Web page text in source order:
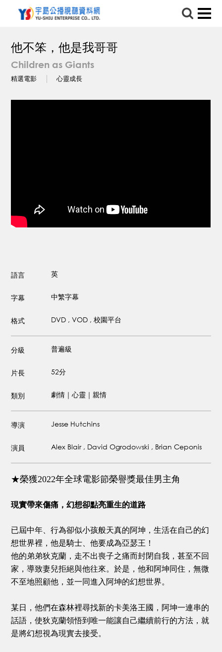
他不笨，他是我哥哥
Children as Giants
精選電影 心靈成長
語言 英
字幕 中繁字幕
格式 DVD , VOD , 校園平台
分級 普遍級
片長 52分
類別 劇情｜心靈｜親情
導演 Jesse Hutchins
演員 Alex Blair , David Ogrodowski , Brian Ceponis
★榮獲2022年全球電影節榮譽獎最佳男主角
現實帶來傷痛，幻想卻點亮重生的道路
已屆中年、行為卻似小孩般天真的阿坤，生活在自己的幻
想世界裡，他是騎士、他要成為亞瑟王！
他的弟弟狄克蘭，走不出喪子之痛而封閉自我，甚至不回
家，導致妻兒拒絕與他往來。於是，他和阿坤同住，無微
不至地照顧他，並一同進入阿坤的幻想世界。
某日，他們在森林裡尋找新的卡美洛王國，阿坤一連串的
話語，使狄克蘭領悟到唯一能讓自己繼續前行的方法，就
是將幻想視為現實去接受。